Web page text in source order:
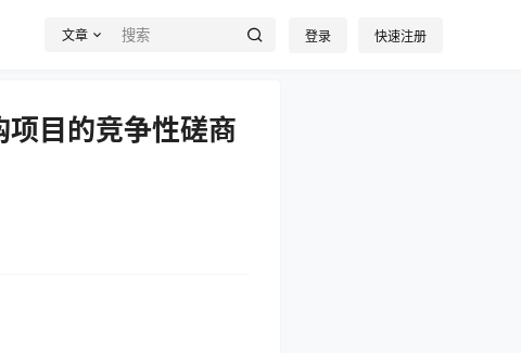
文章 登录 快速注册
目的竞争性磋商